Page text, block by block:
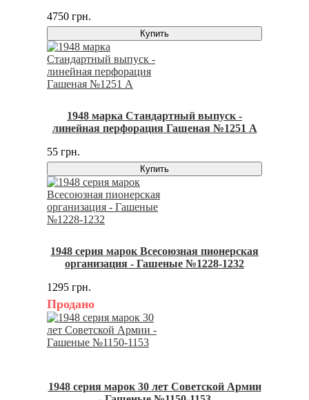
4750 грн.
Купить
1948 марка Стандартный выпуск -
линейная перфорация Гашеная №1251 A
55 грн.
Купить
1948 серия марок Всесоюзная пионерская
организация - Гашеные №1228-1232
1295 грн.
Продано
1948 серия марок 30 лет Советской Армии